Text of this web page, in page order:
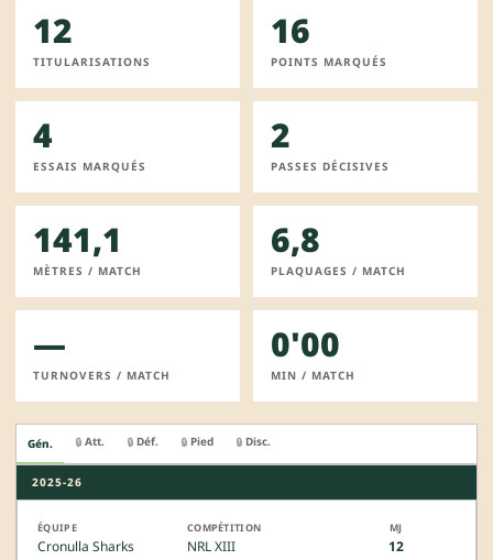
12
TITULARISATIONS
16
POINTS MARQUÉS
4
ESSAIS MARQUÉS
2
PASSES DÉCISIVES
141,1
MÈTRES / MATCH
6,8
PLAQUAGES / MATCH
—
TURNOVERS / MATCH
0'00
MIN / MATCH
Gén. 🔒 Att. 🔒 Déf. 🔒 Pied 🔒 Disc.
2025-26
Cronulla Sharks NRL XIII 12